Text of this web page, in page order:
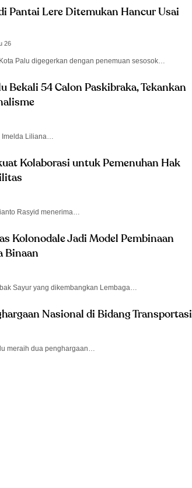
Pantai Lere Ditemukan Hancur Usai
26
Palu digegerkan dengan penemuan sesosok…
Bekali 54 Calon Paskibraka, Tekankan
Imelda Liliana…
Kolaborasi untuk Pemenuhan Hak
Rasyid menerima…
Kolonodale Jadi Model Pembinaan
Binaan
Sayur yang dikembangkan Lembaga…
Nasional di Bidang Transportasi
meraih dua penghargaan…